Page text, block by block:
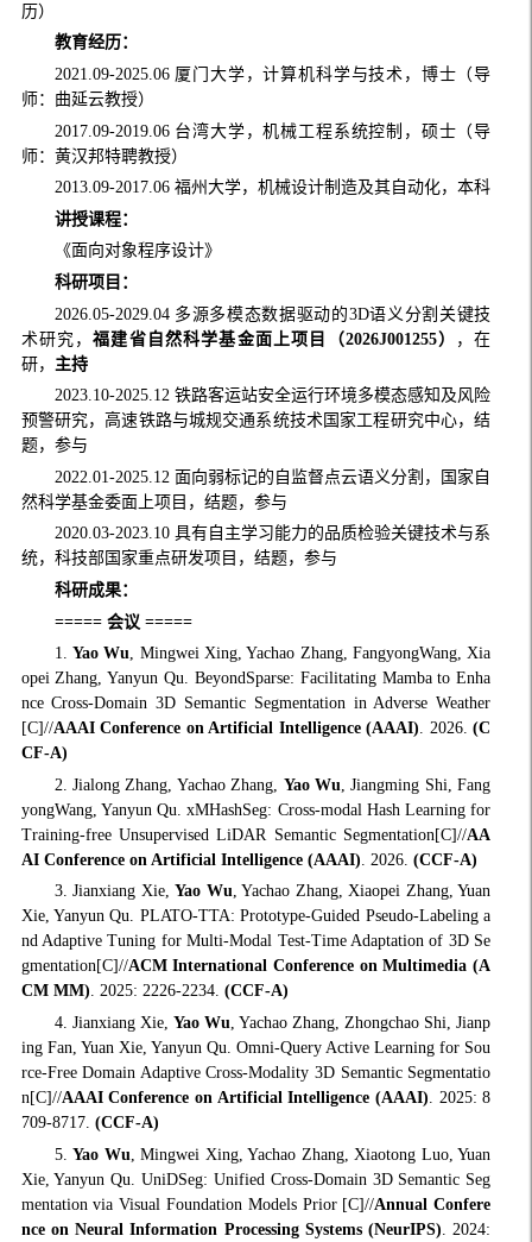
历）
教育经历：
2021.09-2025.06 厦门大学，计算机科学与技术，博士（导
师：曲延云教授）
2017.09-2019.06 台湾大学，机械工程系统控制，硕士（导
师：黄汉邦特聘教授）
2013.09-2017.06 福州大学，机械设计制造及其自动化，本科
讲授课程：
《面向对象程序设计》
科研项目：
2026.05-2029.04 多源多模态数据驱动的3D语义分割关键技
术研究，福建省自然科学基金面上项目（2026J001255）
，在
研， 主持
2023.10-2025.12 铁路客运站安全运行环境多模态感知及风险
预警研究，高速铁路与城规交通系统技术国家工程研究中心，结
题，参与
2022.01-2025.12 面向弱标记的自监督点云语义分割，国家自
然科学基金委面上项目， 结题 ，参与
2020.03-2023.10 具有自主学习能力的品质检验关键技术与系
统，科技部国家重点研发项目，结题，参与
科研成果：
===== 会议=====
1. Yao Wu, Mingwei Xing, Yachao Zhang, FangyongWang, Xia
opei Zhang, Yanyun Qu. BeyondSparse: Facilitating Mamba to Enha
nce Cross-Domain 3D Semantic Segmentation in Adverse Weather
[C]//AAAI Conference on Artificial Intelligence (AAAI). 2026.(C
CF-A)
2. Jialong Zhang, Yachao Zhang, Yao Wu , Jiangming Shi, Fang
yongWang, Yanyun Qu. xMHashSeg: Cross-modal Hash Learning for
Training-free Unsupervised LiDAR Semantic Segmentation[C]//AA
AI Conference on Artificial Intelligence (AAAI) . 2026. (CCF-A)
3. Jianxiang Xie,Yao Wu, Yachao Zhang, Xiaopei Zhang, Yuan
Xie, Yanyun Qu. PLATO-TTA: Prototype-Guided Pseudo-Labeling a
nd Adaptive Tuning for Multi-Modal Test-Time Adaptation of 3D Se
gmentation[C]//ACM International Conference on Multimedia (A
CM MM). 2025: 2226-2234. (CCF-A)
4. Jianxiang Xie, Yao Wu , Yachao Zhang, Zhongchao Shi, Jianp
ing Fan, Yuan Xie, Yanyun Qu. Omni-Query Active Learning for Sou
rce-Free Domain Adaptive Cross-Modality 3D Semantic Segmentatio
n[C]//AAAI Conference on Artificial Intelligence (AAAI) . 2025: 8
709-8717. (CCF-A)
5.Yao Wu , Mingwei Xing, Yachao Zhang, Xiaotong Luo, Yuan
Xie, Yanyun Qu. UniDSeg: Unified Cross-Domain 3D Semantic Seg
mentation via Visual Foundation Models Prior [C]//Annual Confere
nce on Neural Information Processing Systems (NeurIPS) . 2024: